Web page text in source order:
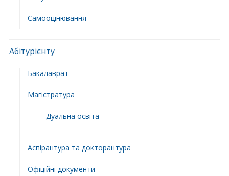
Самооцінювання
Абітурієнту
Бакалаврат
Магістратура
Дуальна освіта
Аспірантура та докторантура
Офіційні документи